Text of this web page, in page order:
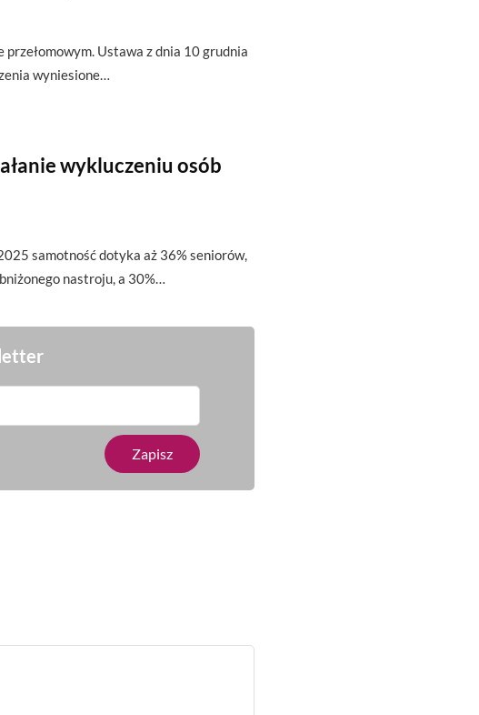
Ustawa z dnia 10 grudnia
wyniesione…
wykluczeniu osób
samotność dotyka aż 36% seniorów,
nastroju, a 30%…